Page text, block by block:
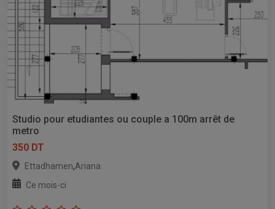
Studio pour etudiantes ou couple a 100m arrêt de
metro
350 DT
Ettadhamen,Ariana
Ce mois-ci